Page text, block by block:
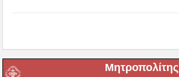
Μητροπολίτης